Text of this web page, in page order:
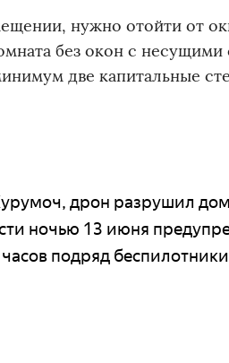
нужно отойти от
без окон с
две капитальные
дрон разрушил
ночью 13 июня
подряд